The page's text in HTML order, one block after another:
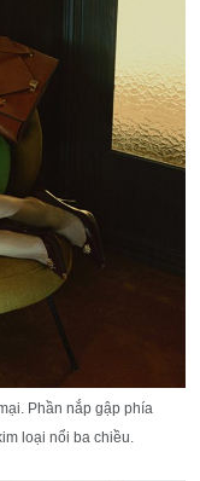
Phần nắp gập phía
loại nổi ba chiều.